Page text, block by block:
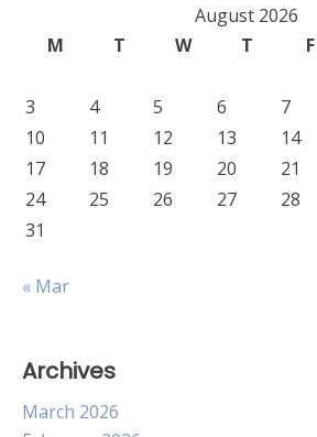
August 2026
M
T W T F
3
4 5 6 7
10
11 12 13 14
17
18 19 20 21
24
25 26 27 28
31
« Mar
Archives
March 2026